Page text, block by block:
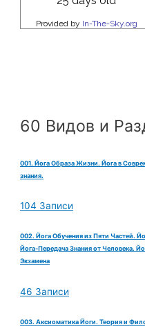
60 Видов и
001. Йога Образа Жизни. Йога в
знания.
104 Записи
002. Йога Обучения из Пяти Частей.
Йога-Передача Знания от Человека.
Экзамена
46 Записи
003. Аксиоматика Йоги. Теория и